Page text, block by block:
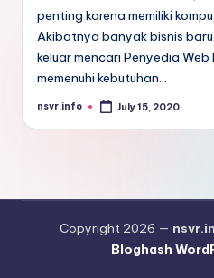
penting karena memiliki
Akibatnya banyak bisnis
keluar mencari Penyedia
memenuhi kebutuhan…
Posted
nsvr.info July 15, 2020
Copyright 2026 —
Bloghash